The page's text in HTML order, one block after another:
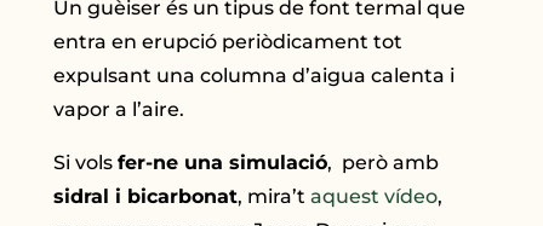
Un guèiser és un tipus de font termal que
entra en erupció periòdicament tot
expulsant una columna d’aigua calenta i
vapor a l’aire.
Si volsfer-ne una simulació, però amb
sidral i bicarbonat, mira’taquest vídeo,